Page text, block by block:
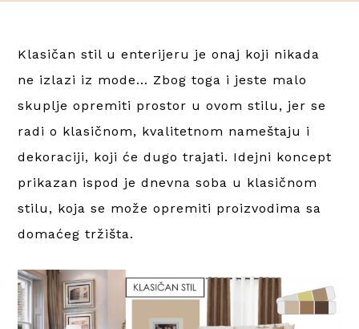
Klasičan stil u enterijeru je onaj koji nikada
ne izlazi iz mode… Zbog toga i jeste malo
skuplje opremiti prostor u ovom stilu, jer se
radi o klasičnom, kvalitetnom nameštaju i
dekoraciji, koji će dugo trajati. Idejni koncept
prikazan ispod je dnevna soba u klasičnom
stilu, koja se može opremiti proizvodima sa
domaćeg tržišta.